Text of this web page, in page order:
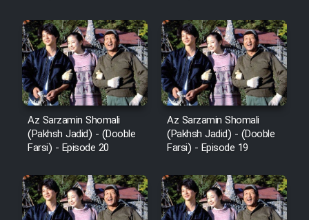
Az Sarzamin Shomali
(Pakhsh Jadid) - (Dooble
Farsi) - Episode 20
Az Sarzamin Shomali
(Pakhsh Jadid) - (Dooble
Farsi) - Episode 19